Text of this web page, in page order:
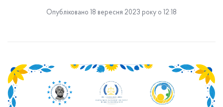
Опубліковано 18 вересня 2023 року о 12:18